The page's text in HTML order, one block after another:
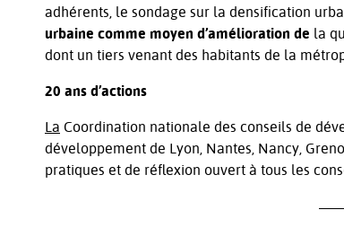
adhérents, le sondage sur la densification
urbaine comme moyen d’amélioration de la
dont un tiers venant des habitants de la
20 ans d’actions
La Coordination nationale des conseils de
développement de Lyon, Nantes, Nancy,
pratiques et de réflexion ouvert à tous les